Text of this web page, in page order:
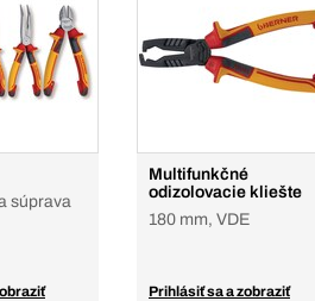
súprava
Multifunkčné
odizolovacie kliešte
180 mm, VDE
Prihlásiť sa a zobraziť